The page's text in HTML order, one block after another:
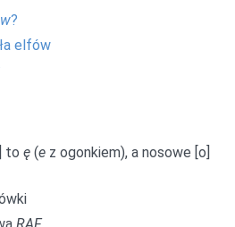
?
elfów
to ę (e z ogonkiem), a nosowe [o]